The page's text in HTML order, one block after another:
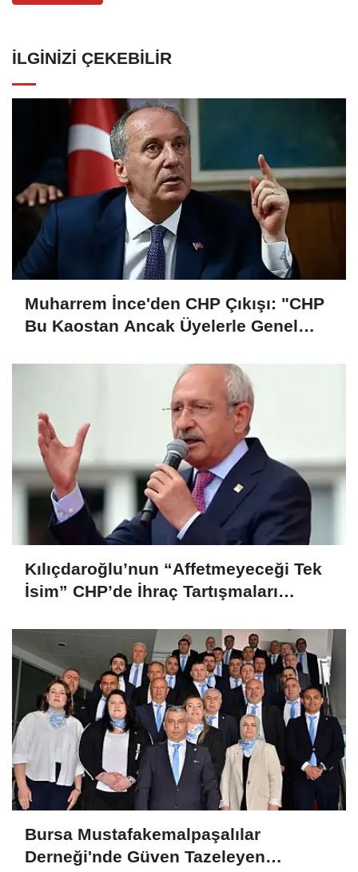
İLGINIZI ÇEKEBILIR
Muharrem İnce'den CHP Çıkışı: "CHP
Bu Kaostan Ancak Üyelerle Genel
Kılıçdaroğlu’nun “Affetmeyeceği Tek
İsim” CHP’de İhraç Tartışmaları
Bursa Mustafakemalpaşalılar
Derneği'nde Güven Tazeleyen